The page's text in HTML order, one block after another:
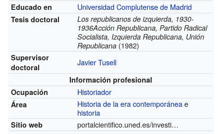
Educado en
Universidad Complutense de Madrid
Tesis doctoral
Los republicanos de izquierda, 1930-
1936Acción Republicana, Partido Radical
Socialista, Izquierda Republicana, Unión
Republicana (1982)
Supervisor
doctoral
Javier Tusell
Información profesional
Ocupación
Historiador
Área Historia de la era contemporáneae
historia
Sitio web portalcientifico.uned.es/investigadores/1296953/detalle